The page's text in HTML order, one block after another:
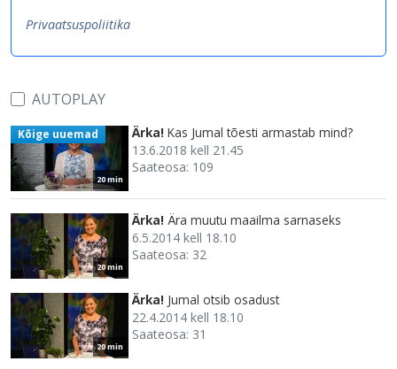
Privaatsuspoliitika
AUTOPLAY
20 min
Kõige uuemad Ärka! Kas Jumal tõesti armastab mind?
13.6.2018 kell 21.45
Saateosa: 109
20 min
Ärka! Ära muutu maailma sarnaseks
6.5.2014 kell 18.10
Saateosa: 32
20 min
Ärka! Jumal otsib osadust
22.4.2014 kell 18.10
Saateosa: 31